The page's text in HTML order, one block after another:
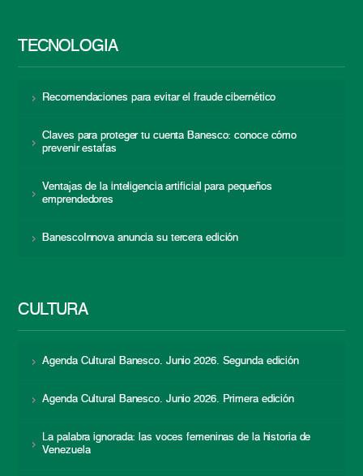
TECNOLOGÍA
Recomendaciones para evitar el fraude cibernético
Claves para proteger tu cuenta Banesco: conoce cómo
prevenir estafas
Ventajas de la inteligencia artificial para pequeños
emprendedores
BanescoInnova anuncia su tercera edición
CULTURA
Agenda Cultural Banesco. Junio 2026. Segunda edición
Agenda Cultural Banesco. Junio 2026. Primera edición
La palabra ignorada: las voces femeninas de la historia de
Venezuela